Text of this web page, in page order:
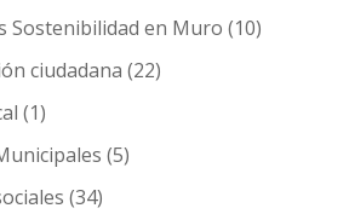
Sostenibilidad en Muro (10)
ciudadana (22)
(1)
(5)
(34)